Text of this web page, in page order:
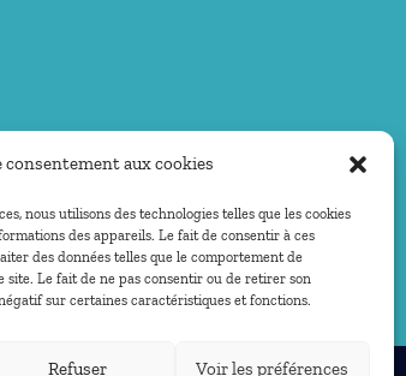
consentement aux cookies
nous utilisons des technologies telles que les cookies
des appareils. Le fait de consentir à ces
des données telles que le comportement de
site. Le fait de ne pas consentir ou de retirer son
sur certaines caractéristiques et fonctions.
Refuser Voir les préférences